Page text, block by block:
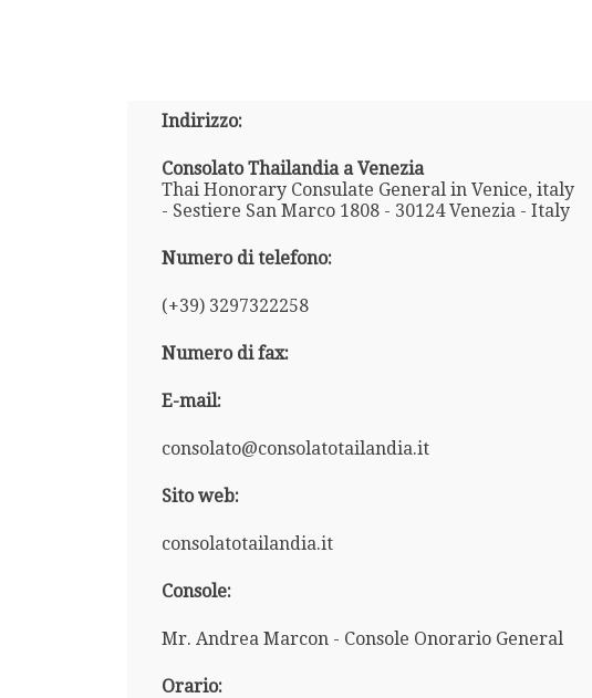
Indirizzo:
Consolato Thailandia a Venezia
Thai Honorary Consulate General in Venice, italy
- Sestiere San Marco 1808 - 30124 Venezia - Italy
Numero di telefono:
(+39) 3297322258
Numero di fax:
E-mail:
consolato@consolatotailandia.it
Sito web:
consolatotailandia.it
Console:
Mr. Andrea Marcon - Console Onorario General
Orario: